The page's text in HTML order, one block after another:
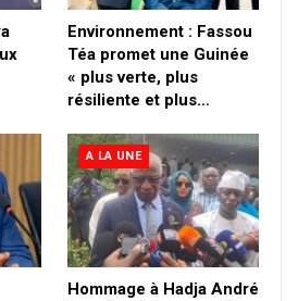
Environnement : Fassou
Téa promet une Guinée
« plus verte, plus
résiliente et plus…
A LA UNE
Hommage à Hadja André